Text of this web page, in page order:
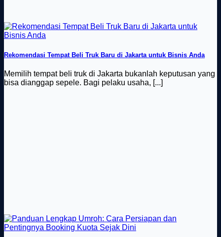
Rekomendasi Tempat Beli Truk Baru di Jakarta untuk Bisnis Anda
Memilih tempat beli truk di Jakarta bukanlah keputusan yang
bisa dianggap sepele. Bagi pelaku usaha, [...]